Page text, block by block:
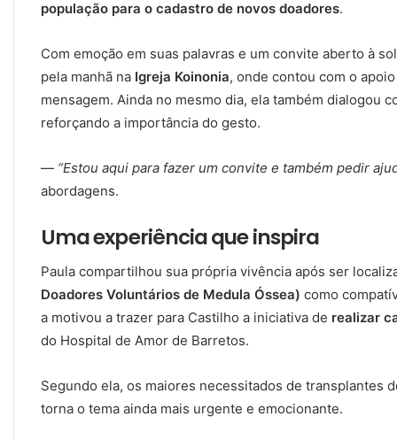
população para o cadastro de novos doadores.
Com emoção em suas palavras e um convite aberto à
pela manhã na Igreja Koinonia, onde contou com o
mensagem. Ainda no mesmo dia, ela também dialogou
reforçando a importância do gesto.
— “Estou aqui para fazer um convite e também pedir
abordagens.
Uma experiência que inspira
Paula compartilhou sua própria vivência após ser
Doadores Voluntários de Medula Óssea) como
a motivou a trazer para Castilho a iniciativa de realizar
do Hospital de Amor de Barretos.
Segundo ela, os maiores necessitados de transplantes
torna o tema ainda mais urgente e emocionante.